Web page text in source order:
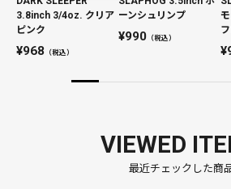
3.8inch 3/4oz. クリア
ピンク
968 （税込）
ーンシュリンプ
990（税込）
VIEWED
最近チェックした商